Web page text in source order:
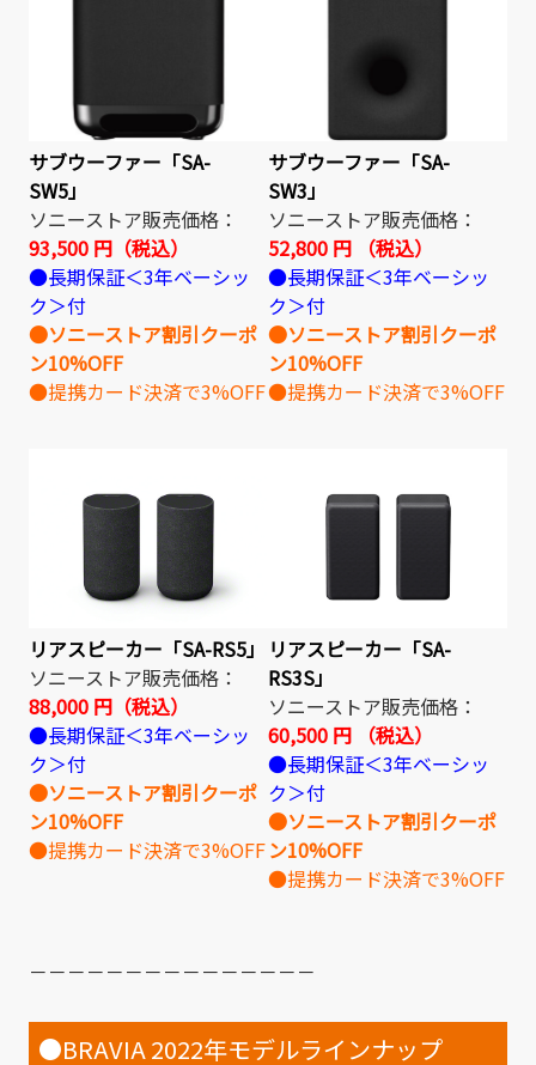
サブウーファー「SA-
SW5」
ソニーストア販売価格：
93,500 円（税込）
●長期保証＜3年ベーシッ
ク＞付
●ソニーストア割引クーポ
ン10%OFF
●提携カード決済で3%OFF
サブウーファー「SA-
SW3」
ソニーストア販売価格：
52,800 円 （税込）
●長期保証＜3年ベーシッ
ク＞付
●ソニーストア割引クーポ
ン10%OFF
●提携カード決済で3%OFF
リアスピーカー「SA-RS5」
ソニーストア販売価格：
88,000 円（税込）
●長期保証＜3年ベーシッ
ク＞付
●ソニーストア割引クーポ
ン10%OFF
●提携カード決済で3%OFF
リアスピーカー「SA-
RS3S」
ソニーストア販売価格：
60,500 円 （税込）
●長期保証＜3年ベーシッ
ク＞付
●ソニーストア割引クーポ
ン10%OFF
●提携カード決済で3%OFF
－－－－－－－－－－－－－－－
●BRAVIA 2022年モデルラインナップ